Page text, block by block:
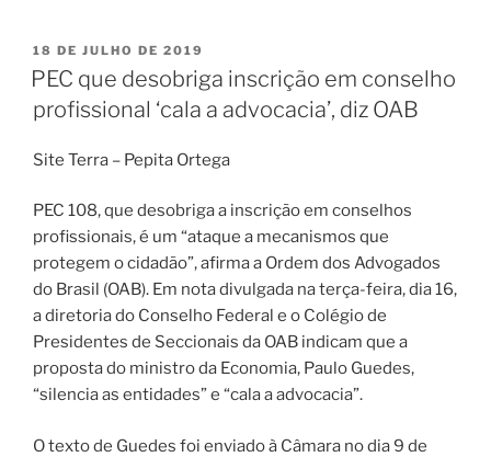
PUBLICADO
EM
18 DE JULHO DE 2019
PEC que desobriga inscrição em conselho
profissional ‘cala a advocacia’, diz OAB
Site Terra – Pepita Ortega
PEC 108, que desobriga a inscrição em conselhos
profissionais, é um “ataque a mecanismos que
protegem o cidadão”, afirma a Ordem dos Advogados
do Brasil (OAB). Em nota divulgada na terça-feira, dia 16,
a diretoria do Conselho Federal e o Colégio de
Presidentes de Seccionais da OAB indicam que a
proposta do ministro da Economia, Paulo Guedes,
“silencia as entidades” e “cala a advocacia”.
O texto de Guedes foi enviado à Câmara no dia 9 de